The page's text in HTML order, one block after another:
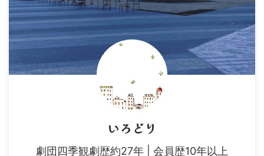
いろどり
劇団四季観劇歴約27年 | 会員歴10年以上